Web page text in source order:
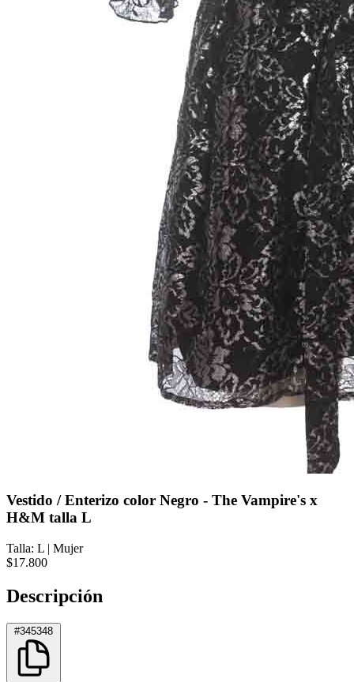
Vestido / Enterizo color Negro - The Vampire's x
H&M talla L
Talla: L | Mujer
$17.800
Descripción
#345348